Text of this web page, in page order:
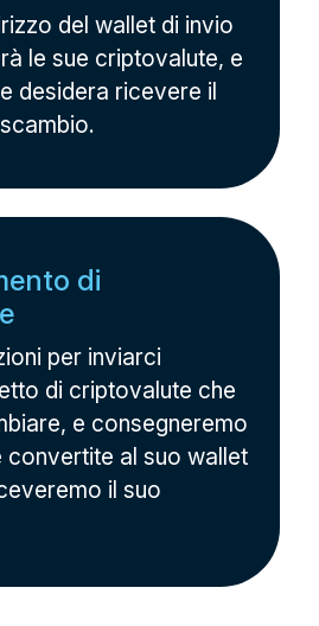
del wallet di invio
le sue criptovalute, e
desidera ricevere il
di
per inviarci
di criptovalute che
e consegneremo
convertite al suo wallet
il suo